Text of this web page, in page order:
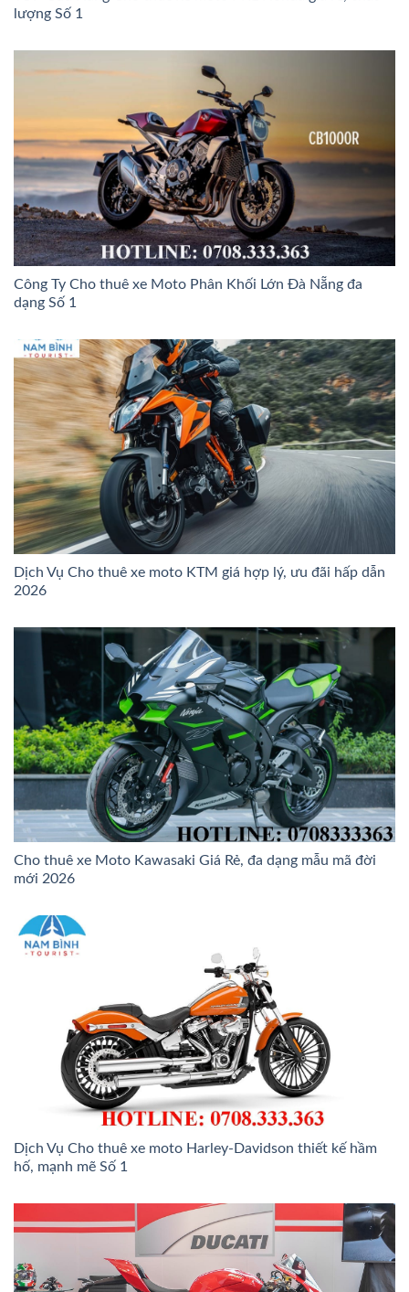
lượng Số 1
Công Ty Cho thuê xe Moto Phân Khối Lớn Đà Nẵng đa
dạng Số 1
Dịch Vụ Cho thuê xe moto KTM giá hợp lý, ưu đãi hấp dẫn
2026
Cho thuê xe Moto Kawasaki Giá Rẻ, đa dạng mẫu mã đời
mới 2026
Dịch Vụ Cho thuê xe moto Harley-Davidson thiết kế hầm
hố, mạnh mẽ Số 1